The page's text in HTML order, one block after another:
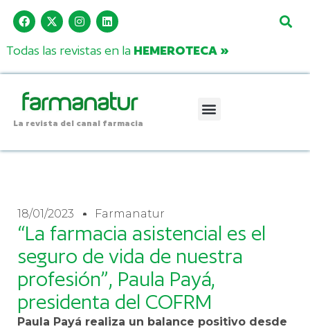
Todas las revistas en la HEMEROTECA »
La revista del canal farmacia
18/01/2023 Farmanatur
“La farmacia asistencial es el
seguro de vida de nuestra
profesión”, Paula Payá,
presidenta del COFRM
Paula Payá realiza un balance positivo desde